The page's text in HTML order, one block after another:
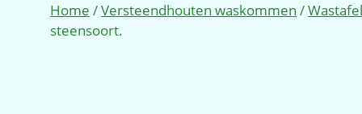
Home /Versteendhouten waskommen /
steensoort.